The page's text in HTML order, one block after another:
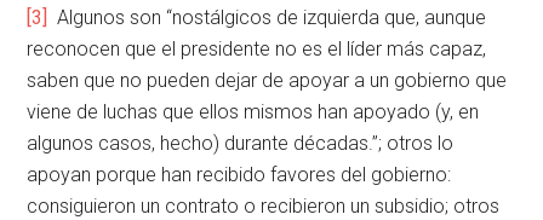
[3]
Algunos son “nostálgicos de izquierda que, aunque
reconocen que el presidente no es el líder más capaz,
saben que no pueden dejar de apoyar a un gobierno que
viene de luchas que ellos mismos han apoyado (y, en
algunos casos, hecho) durante décadas.”; otros lo
apoyan porque han recibido favores del gobierno:
consiguieron un contrato o recibieron un subsidio; otros